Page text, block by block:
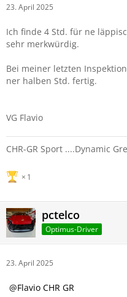
23. April 2025
Ich finde 4 Std. für ne
sehr merkwürdig.
Bei meiner letzten
ner halben Std. fertig.
VG Flavio
CHR-GR Sport ....Dynamic
1
pctelco
Optimus-Driver
23. April 2025
Flavio CHR GR